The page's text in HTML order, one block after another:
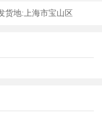
货地: 上海市宝山区